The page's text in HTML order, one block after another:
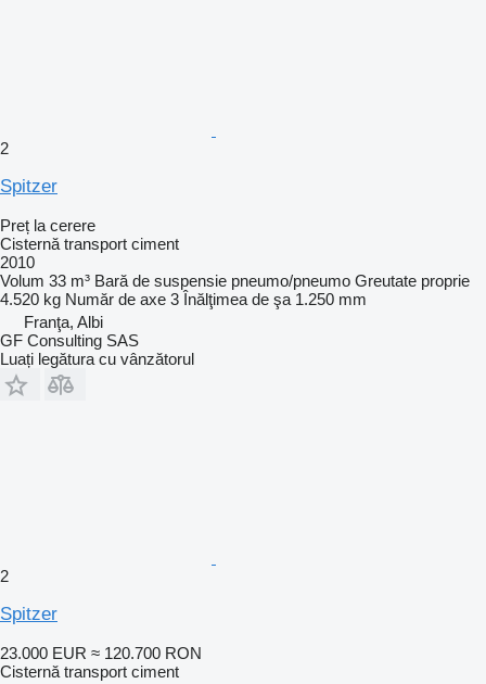
2
Spitzer
Preț la cerere
Cisternă transport ciment
2010
Volum 33 m³ Bară de suspensie pneumo/pneumo Greutate proprie
4.520 kg Număr de axe 3 Înălţimea de şa 1.250 mm
Franţa, Albi
GF Consulting SAS
Luați legătura cu vânzătorul
2
Spitzer
23.000 EUR ≈ 120.700 RON
Cisternă transport ciment